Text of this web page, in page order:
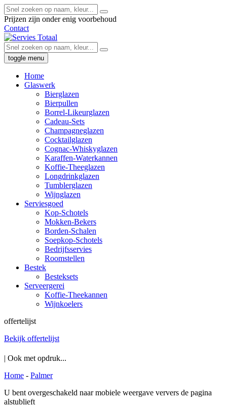
Prijzen zijn onder enig voorbehoud
Contact
toggle menu
Home
Glaswerk
Bierglazen
Bierpullen
Borrel-Likeurglazen
Cadeau-Sets
Champagneglazen
Cocktailglazen
Cognac-Whiskyglazen
Karaffen-Waterkannen
Koffie-Theeglazen
Longdrinkglazen
Tumblerglazen
Wijnglazen
Serviesgoed
Kop-Schotels
Mokken-Bekers
Borden-Schalen
Soepkop-Schotels
Bedrijfsservies
Roomstellen
Bestek
Besteksets
Serveergerei
Koffie-Theekannen
Wijnkoelers
offertelijst
Bekijk offertelijst
| Ook met opdruk...
Home - Palmer
U bent overgeschakeld naar mobiele weergave ververs de pagina
alstublieft